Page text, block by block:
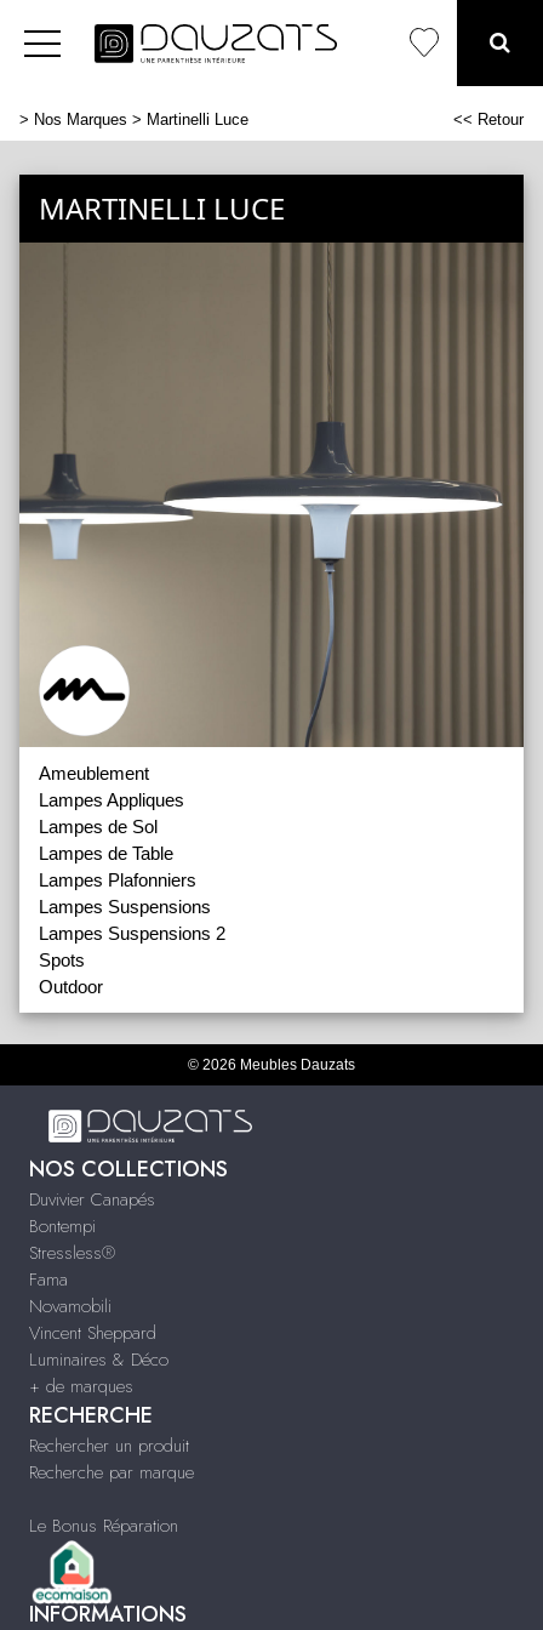
> Nos Marques > Martinelli Luce << Retour
MARTINELLI LUCE
Ameublement
Lampes Appliques
Lampes de Sol
Lampes de Table
Lampes Plafonniers
Lampes Suspensions
Lampes Suspensions 2
Spots
Outdoor
© 2026 Meubles Dauzats
NOS COLLECTIONS
Duvivier Canapés
Bontempi
Stressless®
Fama
Novamobili
Vincent Sheppard
Luminaires & Déco
+ de marques
RECHERCHE
Rechercher un produit
Recherche par marque
Le Bonus Réparation
INFORMATIONS